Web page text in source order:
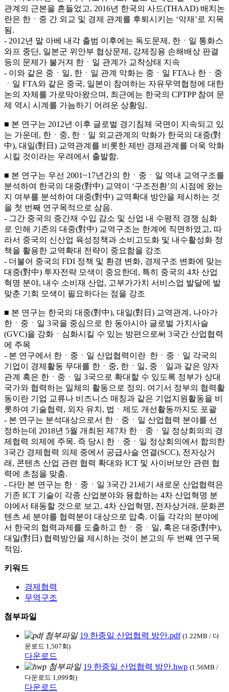
관계의 근본을 흔들었고, 2016년 한국의 사드(THAAD) 배치논
란은 한ㆍ중 간 외교 및 경제 관계를 후퇴시키는 ‘악재’로 지목
됨.
- 2012년 말 아베 내각 출범 이후에는 독도문제, 한ㆍ일 통화스
와프 중단, 일본군 위안부 협상문제, 강제징용 손해배상 판결
등의 문제가 불거져 한ㆍ일 관계가 교착상태 지속
- 이와 같은 중ㆍ일, 한ㆍ일 관계 악화는 중ㆍ일 FTA나 한ㆍ중
ㆍ일 FTA와 같은 중국, 일본이 참여하는 자유무역협정에 대한
논의 자체를 가로막아왔으며, 최근에는 한국의 CPTPP 참여 문
제 역시 시계를 가늠하기 어려운 상황임.
■ 본 연구는 2012년 이후 글로벌 경기침체 국면이 지속되고 있
는 가운데, 한ㆍ중, 한ㆍ일 외교관계의 악화가 한국의 대중(對
中), 대일(對日) 교역관계를 비롯한 제반 경제관계를 더욱 악화
시킬 것이라는 우려에서 출발함.
■ 본 연구는 우선 2001~17년간의 한ㆍ중ㆍ일 역내 교역구조를
분석하여 한국의 대중(對中) 교역이 ‘구조전환’의 시점에 왔는
지 여부를 분석하여 대중(對中) 교역확대 방안을 제시하는 것
을 첫 번째 연구목적으로 삼음.
- 그간 중국의 중간재 수입 감소 및 산업 내 수평적 경쟁 심화
로 인해 기존의 대중(對中) 교역구조는 한계에 직면하였고, 따
라서 중국의 신산업 육성정책과 소비고도화 및 내수활성화 정
책을 활용한 교역확대 전략이 중요함을 강조
- 더불어 중국의 FDI 정책 및 환경 변화, 경제구조 변화에 맞는
대중(對中) 투자전략 모색이 중요한데, 특히 중국의 4차 산업
혁명 분야, 내수 소비재 산업, 고부가가치 서비스업 발달에 발
맞춘 기회 모색이 필요하다는 점을 강조
■ 본 연구는 한국의 대중(對中), 대일(對日) 교역관계, 나아가
한ㆍ중ㆍ일 3국을 중심으로 한 동아시아 글로벌 가치사슬
(GVC)을 강화ㆍ심화시킬 수 있는 방편으로써 3국간 산업협력
에 주목
- 본 연구에서 한ㆍ중ㆍ일 산업협력이란 한ㆍ중ㆍ일 각국의
기업이 경제활동 무대를 한ㆍ중, 한ㆍ일, 중ㆍ일과 같은 양자
관계 혹은 한ㆍ중ㆍ일 3국으로 확대할 수 있도록 정부가 상대
국가와 협력하는 일체의 활동으로 정의. 여기서 정부의 협력활
동이란 기업 교류나 비즈니스 매칭과 같은 기업지원활동을 비
롯하여 기술협력, 외자 유치, 법ㆍ제도 개선활동까지도 포괄
- 본 연구는 분석대상으로서 한ㆍ중ㆍ일 산업협력 분야를 선
정하는데 2018년 5월 개최된 제7차 한ㆍ중ㆍ일 정상회의의 경
제협력 의제에 주목. 즉 당시 한ㆍ중ㆍ일 정상회의에서 합의한
3국간 경제협력 의제 중에서 공급사슬 연결(SCC), 전자상거
래, 콘텐츠 산업 관련 협력 확대와 ICT 및 사이버보안 관련 협
력에 초점을 맞춤.
- 다만 본 연구는 한ㆍ중ㆍ일 3국간 21세기 새로운 산업협력은
기존 ICT 기술이 각종 산업분야와 융합하는 4차 산업혁명 분
야에서 태동할 것으로 보고, 4차 산업혁명, 전자상거래, 문화콘
텐츠 세 분야를 협력분야 대상으로 압축. 이들 각각의 분야에
서 한국의 협력과제를 도출하고 한ㆍ중ㆍ일, 혹은 대중(對中),
대일(對日) 협력방안을 제시하는 것이 본고의 두 번째 연구목
적임.
키워드
경제협력
무역구조
첨부파일
19 한중일 산업협력 방안.pdf (1.22MB / 다
운로드 1,507회)
다운로드
19 한중일 산업협력 방안.hwp (1.56MB /
다운로드 1,099회)
다운로드